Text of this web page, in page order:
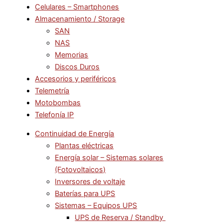
Celulares – Smartphones
Almacenamiento / Storage
SAN
NAS
Memorias
Discos Duros
Accesorios y periféricos
Telemetría
Motobombas
Telefonía IP
Continuidad de Energía
Plantas eléctricas
Energía solar – Sistemas solares
(Fotovoltaicos)
Inversores de voltaje
Baterías para UPS
Sistemas – Equipos UPS
UPS de Reserva / Standby